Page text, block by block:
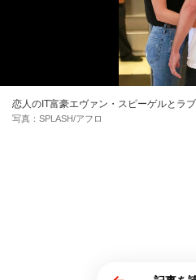
恋人のIT富豪エヴァン・スピーゲルとラ
写真：SPLASH/アフロ